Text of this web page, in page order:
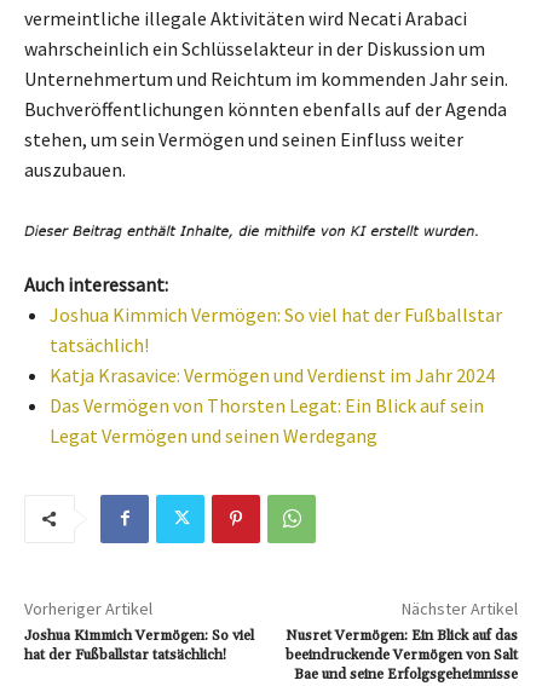
vermeintliche illegale Aktivitäten wird Necati Arabaci
wahrscheinlich ein Schlüsselakteur in der Diskussion um
Unternehmertum und Reichtum im kommenden Jahr sein.
Buchveröffentlichungen könnten ebenfalls auf der Agenda
stehen, um sein Vermögen und seinen Einfluss weiter
auszubauen.
Auch interessant:
Joshua Kimmich Vermögen: So viel hat der Fußballstar
tatsächlich!
Katja Krasavice: Vermögen und Verdienst im Jahr 2024
Das Vermögen von Thorsten Legat: Ein Blick auf sein
Legat Vermögen und seinen Werdegang
Vorheriger Artikel
Joshua Kimmich Vermögen: So viel
hat der Fußballstar tatsächlich!
Nächster Artikel
Nusret Vermögen: Ein Blick auf das
beeindruckende Vermögen von Salt
Bae und seine Erfolgsgeheimnisse